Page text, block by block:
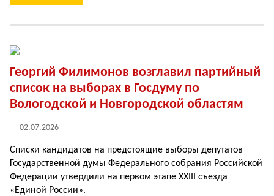
Георгий Филимонов возглавил партийный
список на выборах в Госдуму по
Вологодской и Новгородской областям
02.07.2026
Списки кандидатов на пред­стоящие выборы депутатов
Государственной думы Фе­дерального собрания Рос­сийской
Федерации утвер­дили на первом этапе XXIII съезда
«Единой России».